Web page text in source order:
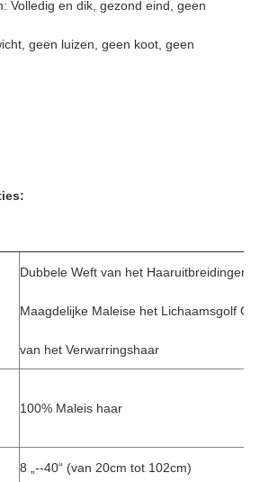
Volledig en dik, gezond eind, geen
geen luizen, geen koot, geen
Dubbele Weft van het Haaruitbreidingen
Maagdelijke Maleise het Lichaamsgolf
van het Verwarringshaar
100% Maleis haar
8 „--40“ (van 20cm tot 102cm)